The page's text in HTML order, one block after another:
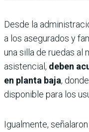
Desde la
a los asegurados y
una silla de ruedas al
asistencial, deben
en planta baja,
disponible para los
Igualmente, señalaron